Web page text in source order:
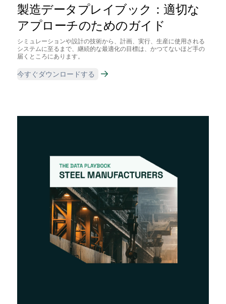
製造データプレイブック：適切な
アプローチのためのガイド
シミュレーションや設計の技術から、計画、実行、生産に使用される
システムに至るまで、継続的な最適化の目標は、かつてないほど手の
届くところにあります。
今すぐダウンロードする